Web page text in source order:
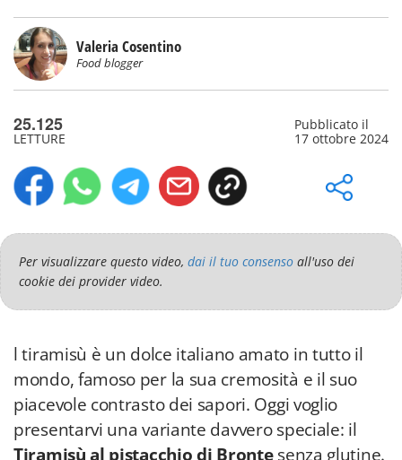
Valeria Cosentino
Food blogger
25.125
LETTURE
Pubblicato il
17 ottobre 2024
Per visualizzare questo video, dai il tuo consenso all'uso dei
cookie dei provider video.
l tiramisù è un dolce italiano amato in tutto il
mondo, famoso per la sua cremosità e il suo
piacevole contrasto dei sapori. Oggi voglio
presentarvi una variante davvero speciale: il
Tiramisù al pistacchio di Brontesenza glutine.